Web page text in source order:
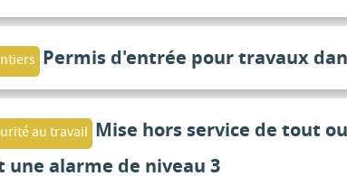
Permis d'entrée pour travaux
au travail Mise hors service de tout
une alarme de niveau 3